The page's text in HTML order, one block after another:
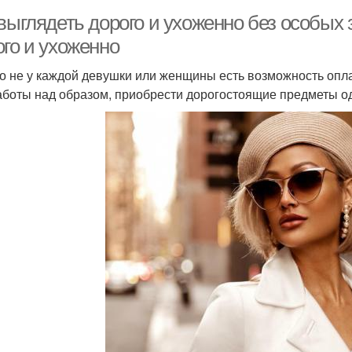
дорого и ухоженно без особых
и ухоженно
не у каждой девушки или женщины есть возможность
над образом, приобрести дорогостоящие предметы